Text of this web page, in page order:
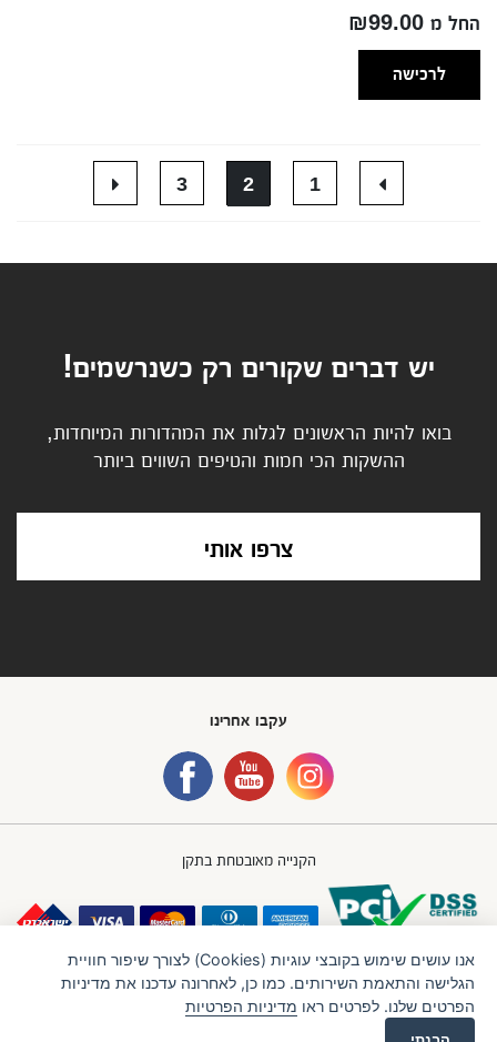
החל מ ₪99.00
לרכישה
1
2
3
יש דברים שקורים רק כשנרשמים!
בואו להיות הראשונים לגלות את המהדורות המיוחדות,
ההשקות הכי חמות והטיפים השווים ביותר
צרפו אותי
עקבו אחרינו
הקנייה מאובטחת בתקן
חברת IBB GROUP (איי.בי.בי. גרופ) בע"מ תנאי שימוש
אנו עושים שימוש בקובצי עוגיות (Cookies) לצורך שיפור חוויית
הגלישה והתאמת השירותים. כמו כן, לאחרונה עדכנו את מדיניות
הפרטים שלנו. לפרטים ראו מדיניות הפרטיות